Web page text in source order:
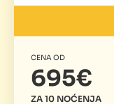
CENA OD
695€
ZA 10 NOĆENJA